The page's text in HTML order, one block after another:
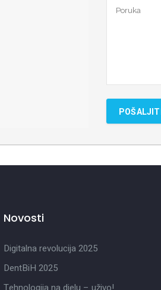
Novosti
Digitalna revolucija 2025
DentBiH 2025